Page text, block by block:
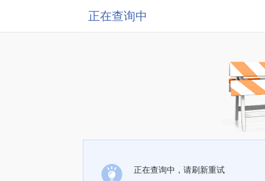
正在查询中
正在查询中，请刷新重试